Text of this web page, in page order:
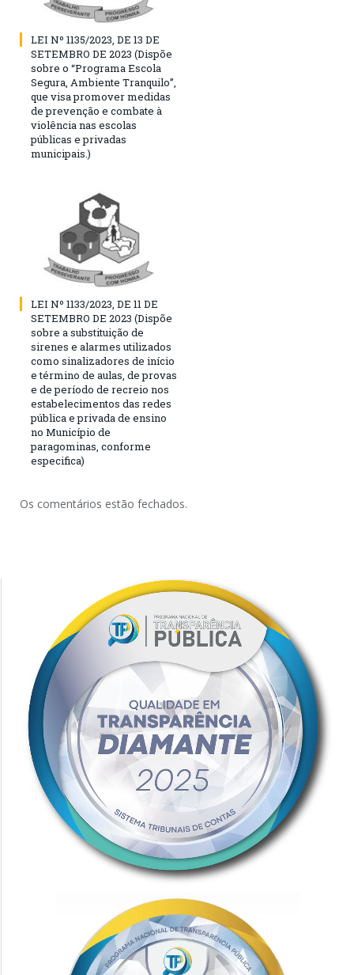
LEI Nº 1135/2023, DE 13 DE
SETEMBRO DE 2023 (Dispõe
sobre o “Programa Escola
Segura, Ambiente Tranquilo”,
que visa promover medidas
de prevenção e combate à
violência nas escolas
públicas e privadas
municipais.)
LEI Nº 1133/2023, DE 11 DE
SETEMBRO DE 2023 (Dispõe
sobre a substituição de
sirenes e alarmes utilizados
como sinalizadores de início
e término de aulas, de provas
e de período de recreio nos
estabelecimentos das redes
pública e privada de ensino
no Município de
paragominas, conforme
especifica)
Os comentários estão fechados.